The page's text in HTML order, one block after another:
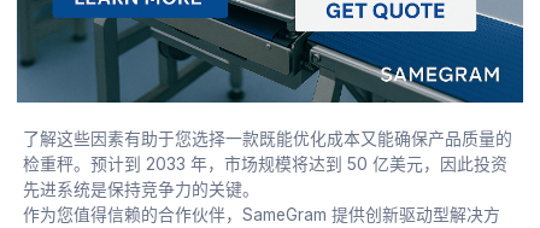
了解这些因素有助于您选择一款既能优化成本又能确保产品质量的
检重秤。预计到 2033 年，市场规模将达到 50 亿美元，因此投资
先进系统是保持竞争力的关键。
作为您值得信赖的合作伙伴，SameGram 提供创新驱动型解决方